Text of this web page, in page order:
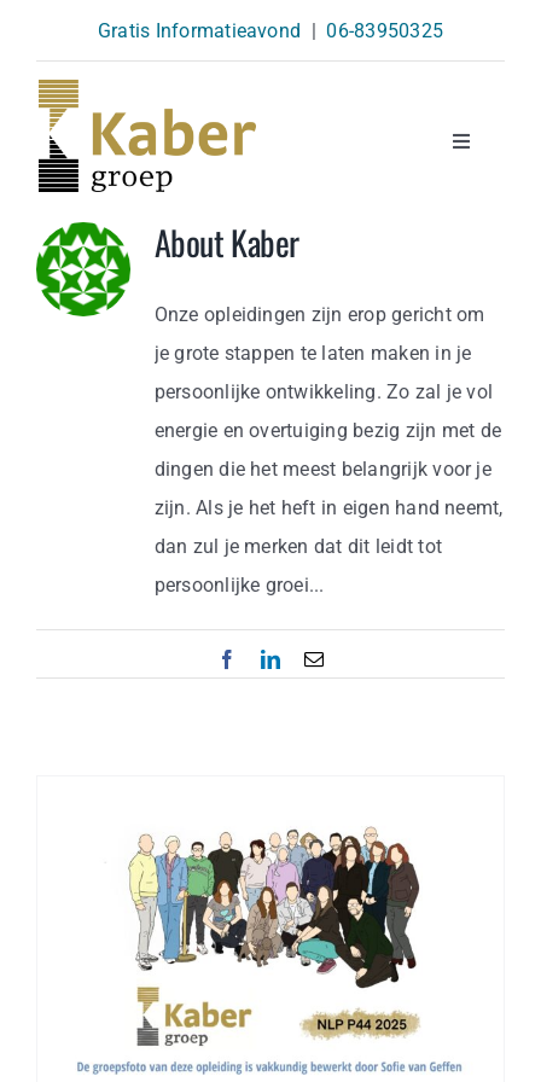
content
Gratis Informatieavond | 06-83950325
Toggle
Agenda
Over Ons
Kennisbank
Business
Info
AboutKaber
Onze opleidingen zijn erop gericht om
je grote stappen te laten maken in je
persoonlijke ontwikkeling. Zo zal je vol
energie en overtuiging bezig zijn met de
dingen die het meest belangrijk voor je
zijn. Als je het heft in eigen hand neemt,
dan zul je merken dat dit leidt tot
persoonlijke groei...
FacebookLinkedInEmail
Dankbaarheid